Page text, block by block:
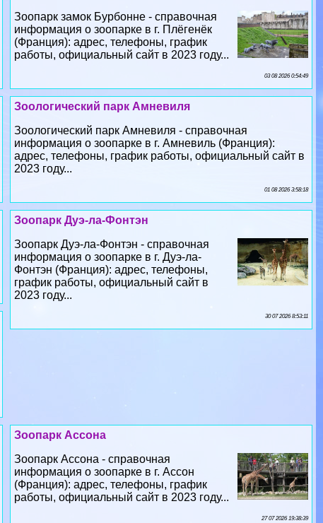
Зоопарк замок Бурбонне - справочная
информация о зоопарке в г. Плёгенёк
(Франция): адрес, телефоны, график
работы, официальный сайт в 2023 году...
03 08 2026 0:54:49
Зоологический парк Амневиля
Зоологический парк Амневиля - справочная
информация о зоопарке в г. Амневиль (Франция):
адрес, телефоны, график работы, официальный сайт в
2023 году...
01 08 2026 3:58:18
Зоопарк Дуэ-ла-Фонтэн
Зоопарк Дуэ-ла-Фонтэн - справочная
информация о зоопарке в г. Дуэ-ла-
Фонтэн (Франция): адрес, телефоны,
график работы, официальный сайт в
2023 году...
30 07 2026 8:53:11
Зоопарк Ассона
Зоопарк Ассона - справочная
информация о зоопарке в г. Ассон
(Франция): адрес, телефоны, график
работы, официальный сайт в 2023 году...
27 07 2026 19:38:39